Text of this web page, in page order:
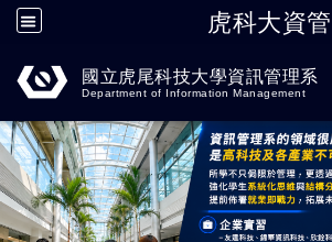
虎科大資管
跳到主要內容
國立虎尾科技大學資訊管理系
Department of Information Management